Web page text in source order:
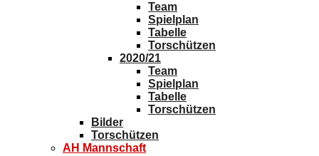
Team
Spielplan
Tabelle
Torschützen
2020/21
Team
Spielplan
Tabelle
Torschützen
Bilder
Torschützen
AH Mannschaft